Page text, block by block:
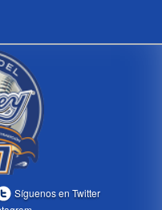
Síguenos en Twitter